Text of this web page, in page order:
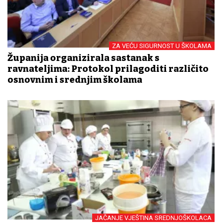
ZA VEĆU SIGURNOST U ŠKOLAMA
Županija organizirala sastanak s
ravnateljima: Protokol prilagoditi različito
osnovnim i srednjim školama
JAČANJE VJEŠTINA SREDNJOŠKOLACA